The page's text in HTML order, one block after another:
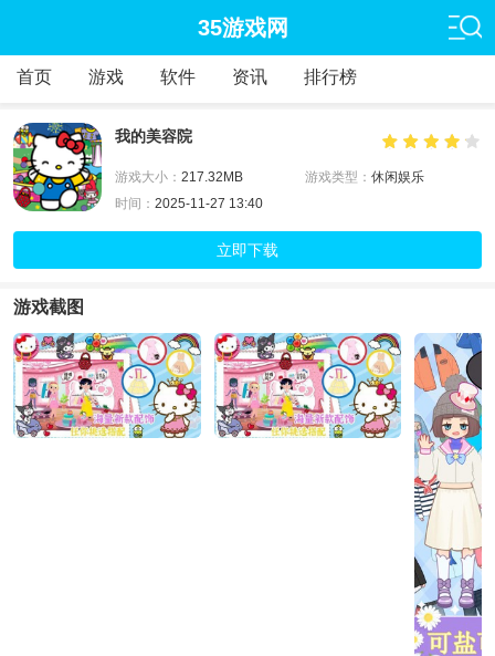
35游戏网
首页 游戏 软件 资讯 排行榜
我的美容院
游戏大小： 217.32MB 游戏类型： 休闲娱乐
时间： 2025-11-27 13:40
立即下载
游戏截图